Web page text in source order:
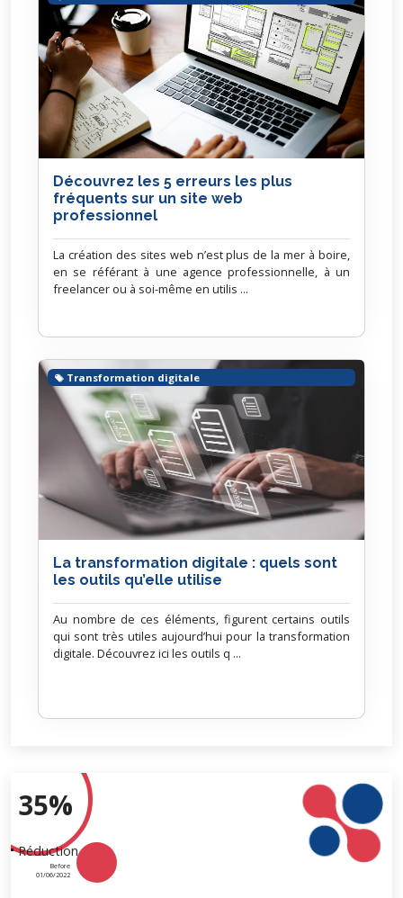
Découvrez les 5 erreurs les plus
fréquents sur un site web
professionnel
La création des sites web n’est plus de la mer à boire,
en se référant à une agence professionnelle, à un
freelancer ou à soi-même en utilis ...
La transformation digitale : quels sont
les outils qu’elle utilise
Au nombre de ces éléments, figurent certains outils
qui sont très utiles aujourd’hui pour la transformation
digitale. Découvrez ici les outils q ...
Transformation digitale
35%
Réduction
Before
01/06/2022